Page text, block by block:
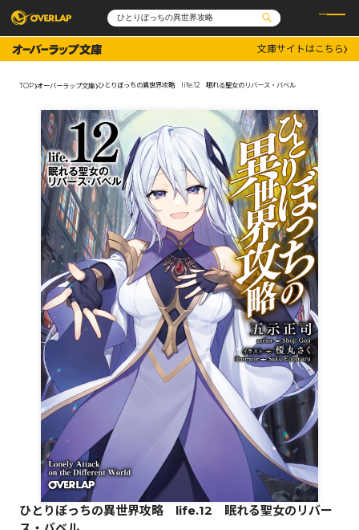
コミックガルド
コミッククリエ
文庫
ノベルス
その他
コミックエッセイ
ポケットモンスター
アニメ
ゲーム
通販・NEWS
OVERLAP STORE
オーバーラップ広報室
企業
会社概要
採用情報
アクセス
オーバーラップホールディングス
お問い合わせはこちら
オーバーラップ文庫
オーバーラップノベルス
オーバーラップノベルスf
ロサージュノベルス
コミックガルド
文庫サイトはこちら
TOP オーバーラップ文庫 ひとりぼっちの異世界攻略 life.12 眠れる聖女のリバース・バベル
ひとりぼっちの異世界攻略 life.12 眠れる聖女のリバー